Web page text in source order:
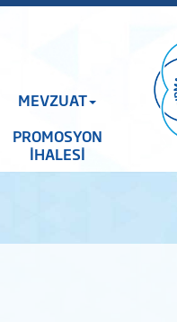
MEVZUAT
PROMOSYON
İHALESİ